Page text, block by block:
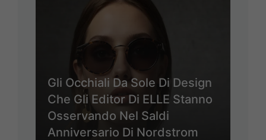
Gli Occhiali Da Sole Di Design
Che Gli Editor Di ELLE Stanno
Osservando Nel Saldi
Anniversario Di Nordstrom